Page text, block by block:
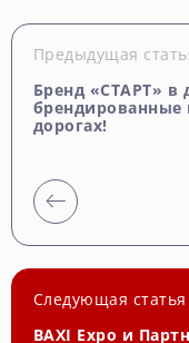
Предыдущая
Бренд «СТАРТ» в
дорогах!
Следующая статья
BAXI Expo и